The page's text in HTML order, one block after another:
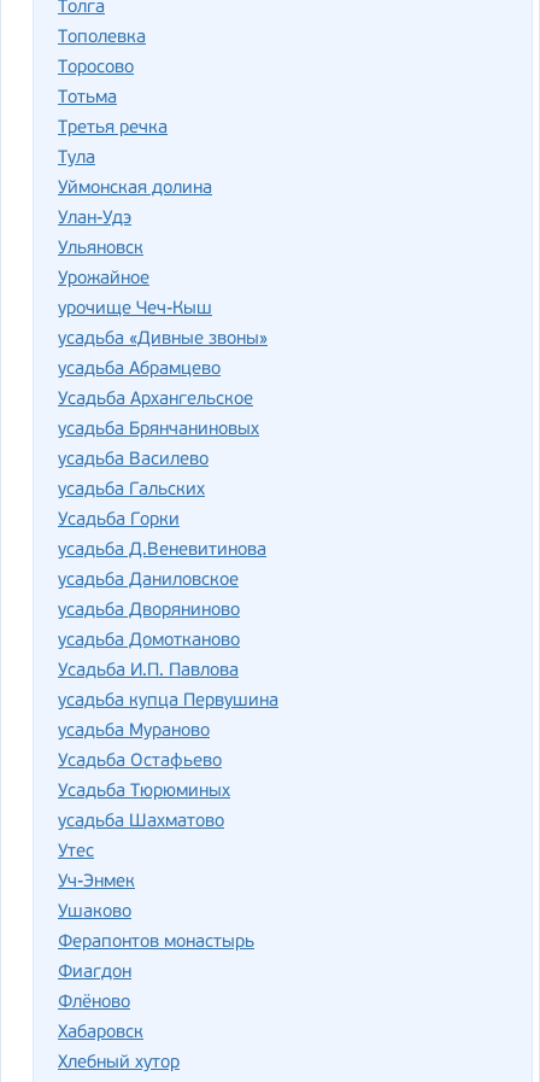
Толга
Тополевка
Торосово
Тотьма
Третья речка
Тула
Уймонская долина
Улан-Удэ
Ульяновск
Урожайное
урочище Чеч-Кыш
усадьба «Дивные звоны»
усадьба Абрамцево
Усадьба Архангельское
усадьба Брянчаниновых
усадьба Василево
усадьба Гальских
Усадьба Горки
усадьба Д.Веневитинова
усадьба Даниловское
усадьба Дворяниново
усадьба Домотканово
Усадьба И.П. Павлова
усадьба купца Первушина
усадьба Мураново
Усадьба Остафьево
Усадьба Тюрюминых
усадьба Шахматово
Утес
Уч-Энмек
Ушаково
Ферапонтов монастырь
Фиагдон
Флёново
Хабаровск
Хлебный хутор